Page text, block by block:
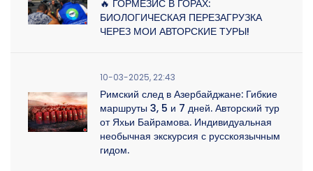
🔥 ГОРМЕЗИС В ГОРАХ:
БИОЛОГИЧЕСКАЯ ПЕРЕЗАГРУЗКА
ЧЕРЕЗ МОИ АВТОРСКИЕ ТУРЫ!
10-03-2025, 22:43
Римский след в Азербайджане: Гибкие
маршруты 3, 5 и 7 дней. Авторский тур
от Яхьи Байрамова. Индивидуальная
необычная экскурсия с русскоязычным
гидом.